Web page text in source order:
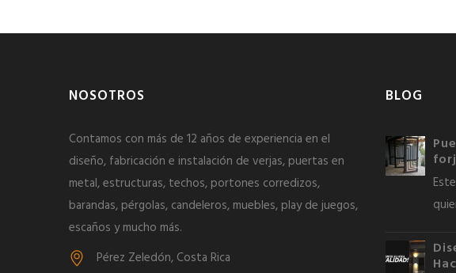
NOSOTROS
Contamos con más de 12 años de experiencia en el
diseño, fabricación e instalación de verjas, puertas en
metal, estructuras, techos, portones corredizos,
barandas, pérgolas, candeleros, muebles, play de juegos,
escaños y mucho más.
Pérez Zeledón, Costa Rica
BLOG